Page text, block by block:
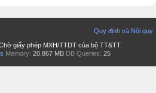
Quy định và Nội quy
giấy phép MXH/TTDT của bộ TT&TT.
Memory: 20.867 MB DB Queries: 25